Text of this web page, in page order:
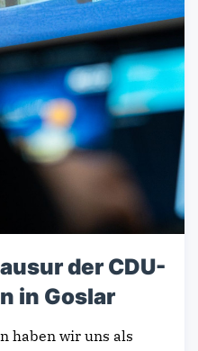
der CDU-
in Goslar
haben wir uns als